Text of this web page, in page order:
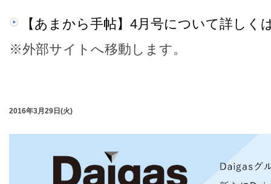
【あまから手帖】4月号について詳しく
※外部サイトへ移動します。
2016年3月29日(火)